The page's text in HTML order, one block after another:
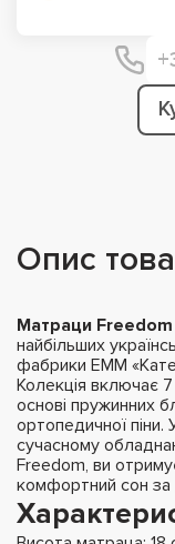
Опис
Матраци Freedom
найбільших
фабрики ЕММ
Колекція включає
основі пружинних
ортопедичної піни.
сучасному
Freedom, ви
комфортний сон